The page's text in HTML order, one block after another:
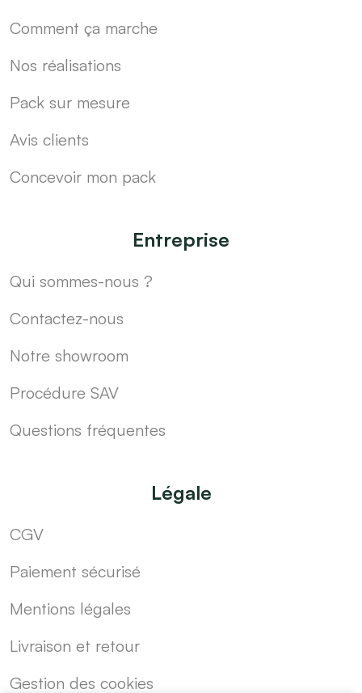
Comment ça marche
Nos réalisations
Pack sur mesure
Avis clients
Concevoir mon pack
Entreprise
Qui sommes-nous ?
Contactez-nous
Notre showroom
Procédure SAV
Questions fréquentes
Légale
CGV
Paiement sécurisé
Mentions légales
Livraison et retour
Gestion des cookies